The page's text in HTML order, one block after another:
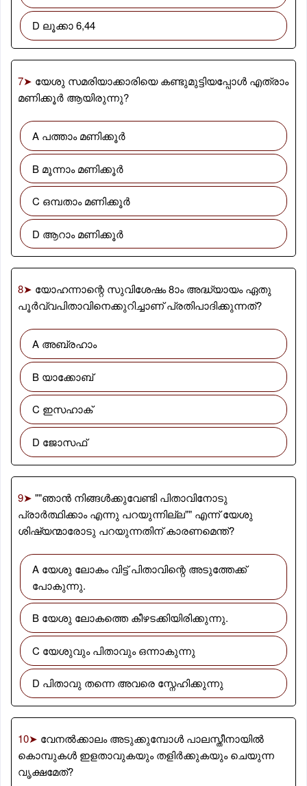
D ലൂക്കാ 6,44
7➤ യേശു സമരിയാക്കാരിയെ കണ്ടുമുട്ടിയപ്പോൾ എത്രാം
മണിക്കൂർ ആയിരുന്നു?
A പത്താം മണിക്കൂർ
B മൂന്നാം മണിക്കൂർ
C ഒമ്പതാം മണിക്കൂർ
D ആറാം മണിക്കൂർ
8➤ യോഹന്നാന്റെ സുവിശേഷം 8ാം അദ്ധ്യായം ഏതു
പൂർവ്വപിതാവിനെക്കുറിച്ചാണ് പ്രതിപാദിക്കുന്നത്?
A അബ്രഹാം
B യാക്കോബ്
C ഇസഹാക്
D ജോസഫ്
9➤ ""ഞാൻ നിങ്ങൾക്കുവേണ്ടി പിതാവിനോടു
പ്രാർത്ഥിക്കാം എന്നു പറയുന്നില്ല"" എന്ന് യേശു
ശിഷ്യന്മാരോടു പറയുന്നതിന് കാരണമെന്ത്?
A യേശു ലോകം വിട്ട് പിതാവിന്റെ അടുത്തേക്ക്
പോകുന്നു.
B യേശു ലോകത്തെ കീഴടക്കിയിരിക്കുന്നു.
C യേശുവും പിതാവും ഒന്നാകുന്നു
D പിതാവു തന്നെ അവരെ സ്നേഹിക്കുന്നു
10➤ വേനൽക്കാലം അടുക്കുമ്പോൾ പാലസ്തീനായിൽ
കൊമ്പുകൾ ഇളതാവുകയും തളിർക്കുകയും ചെയുന്ന
വൃക്ഷമേത്?